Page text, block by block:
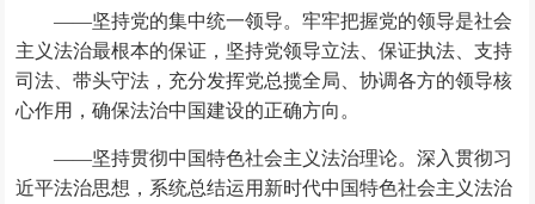
——坚持党的集中统一领导。牢牢把握党的领导是社会
主义法治最根本的保证，坚持党领导立法、保证执法、支持
司法、带头守法，充分发挥党总揽全局、协调各方的领导核
心作用，确保法治中国建设的正确方向。
——坚持贯彻中国特色社会主义法治理论。深入贯彻习
近平法治思想，系统总结运用新时代中国特色社会主义法治